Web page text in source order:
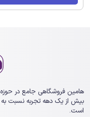
هامین فروشگاهی جامع در
بیش از یک ‏دهه تجربه نسبت به
است.